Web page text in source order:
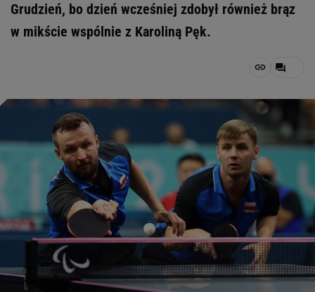
Grudzień, bo dzień wcześniej zdobył również brąz
w mikście wspólnie z Karoliną Pęk.